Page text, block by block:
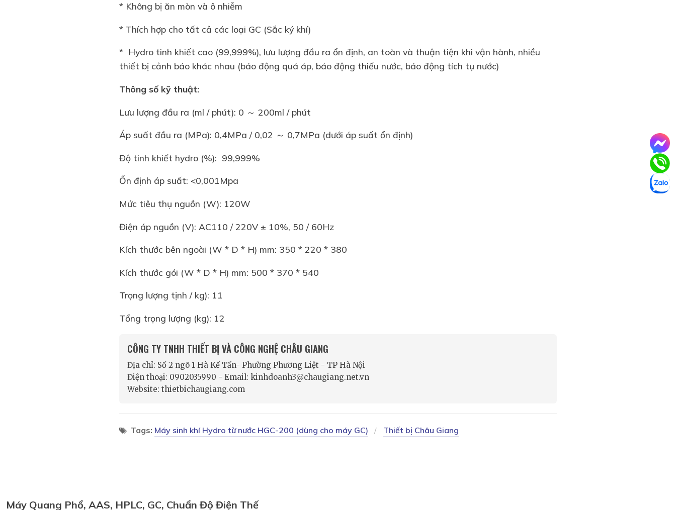
* Không bị ăn mòn và ô nhiễm
* Thích hợp cho tất cả các loại GC (Sắc ký khí)
* Hydro tinh khiết cao (99,999%), lưu lượng đầu ra ổn định, an toàn và thuận tiện khi vận hành, nhiều
thiết bị cảnh báo khác nhau (báo động quá áp, báo động thiếu nước, báo động tích tụ nước)
Thông số kỹ thuật:
Lưu lượng đầu ra (ml / phút): 0 ～ 200ml / phút
Áp suất đầu ra (MPa): 0,4MPa / 0,02 ～ 0,7MPa (dưới áp suất ổn định)
Độ tinh khiết hydro (%): 99,999%
Ổn định áp suất: <0,001Mpa
Mức tiêu thụ nguồn (W): 120W
Điện áp nguồn (V): AC110 / 220V ± 10%, 50 / 60Hz
Kích thước bên ngoài (W * D * H) mm: 350 * 220 * 380
Kích thước gói (W * D * H) mm: 500 * 370 * 540
Trọng lượng tịnh / kg): 11
Tổng trọng lượng (kg): 12
CÔNG TY TNHH THIẾT BỊ VÀ CÔNG NGHỆ CHÂU GIANG
Địa chỉ: Số 2 ngõ 1 Hà Kế Tấn- Phường Phương Liệt - TP Hà Nội
Điện thoại: 0902035990 - Email: kinhdoanh3@chaugiang.net.vn
Website: thietbichaugiang.com
Tags: Máy sinh khí Hydro từ nước HGC-200 (dùng cho máy GC) Thiết bị Châu Giang
Máy Quang Phổ, AAS, HPLC, GC, Chuẩn Độ Điện Thế